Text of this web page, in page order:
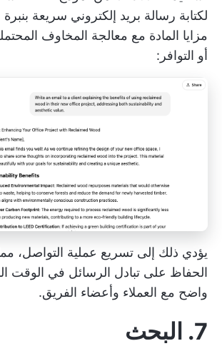
لكتابة رسالة بريد إلكتروني سريعة
مزايا المادة مع معالجة المخاوف
أو التوافر:
يؤدي ذلك إلى تسريع عملية التواصل،
الحفاظ على تبادل الرسائل في الوقت
واضح مع العملاء وأعضاء الفريق.
7. البحث